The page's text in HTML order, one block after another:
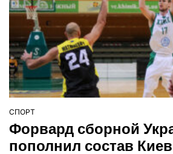
ОПУБЛІКУВАТИ
У
СПОРТ
Форвард сборной
пополнил состав